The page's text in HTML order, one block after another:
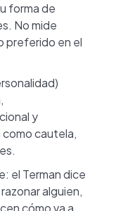
forma de
No mide
preferido en el
y
como cautela,
el Terman dice
alguien,
cómo va a